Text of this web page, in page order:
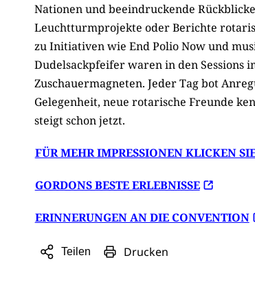
Nationen und beeindruckende
Leuchtturmprojekte oder Berichte
zu Initiativen wie End Polio Now und
Dudelsackpfeifer waren in den Sessions
Zuschauermagneten. Jeder Tag bot
Gelegenheit, neue rotarische Freunde
steigt schon jetzt.
FÜR MEHR IMPRESSIONEN KLICKEN
GORDONS BESTE ERLEBNISSE
ERINNERUNGEN AN DIE CONVENTION
Teilen
Sharing
Drucken